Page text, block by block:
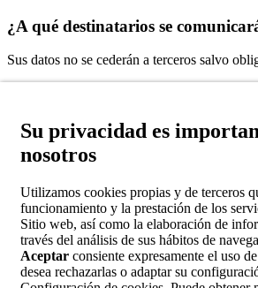
¿A qué destinatarios se
Sus datos no se cederán a terceros salvo
Quienes Somos
Localización / Horarios
Contacto
Servicios
Estudios cefalométricos
Fotografía clínica
Combinación de tratamientos
Exploraciones intraorales
Tomas panorámicas
Su privacidad es
nosotros
Utilizamos cookies propias y de terceros
funcionamiento y la prestación de los
Sitio web, así como la elaboración de
través del análisis de sus hábitos de
Aceptarconsiente expresamente el uso
desea rechazarlas o adaptar su